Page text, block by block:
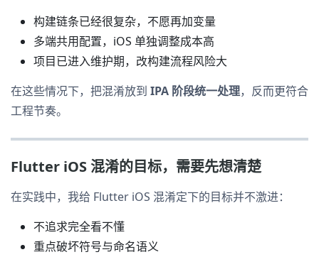
构建链条已经很复杂，不愿再加变量
多端共用配置，iOS 单独调整成本高
项目已进入维护期，改构建流程风险大
在这些情况下，把混淆放到 IPA 阶段统一处理，反而更符合
工程节奏。
Flutter iOS 混淆的目标，需要先想清楚
在实践中，我给 Flutter iOS 混淆定下的目标并不激进：
不追求完全看不懂
重点破坏符号与命名语义